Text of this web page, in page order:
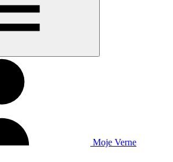
Moje Verne